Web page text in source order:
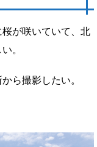
が咲いていて、北
。
ら撮影したい。